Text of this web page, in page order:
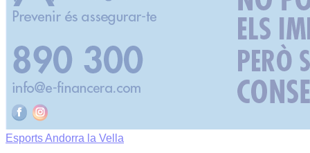
EsportsAndorra la Vella